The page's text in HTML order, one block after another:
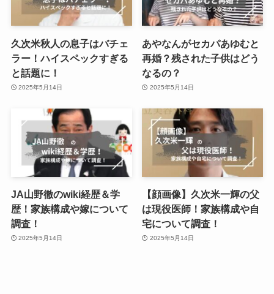
久次米秋人の息子はバチェ
ラー！ハイスペックすぎる
と話題に！
2025年5月14日
あやなんがセカパあゆむと
再婚？残された子供はどう
なるの？
2025年5月14日
JA山野徹のwiki経歴＆学
歴！家族構成や嫁について
調査！
2025年5月14日
【顔画像】久次米一輝の父
は現役医師！家族構成や自
宅について調査！
2025年5月14日